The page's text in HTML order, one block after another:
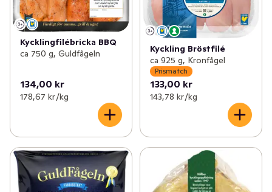
Kycklingfilébricka BBQ
ca 750 g, Guldfågeln
134,00 kr
178,67 kr /kg
Kyckling Bröstfilé
ca 925 g, Kronfågel
Prismatch
133,00 kr
143,78 kr /kg